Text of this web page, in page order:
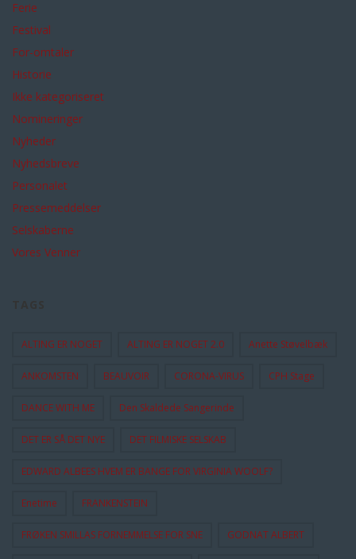
Ferie
Festival
For-omtaler
Historie
Ikke kategoriseret
Nomineringer
Nyheder
Nyhedsbreve
Personalet
Pressemeddelser
Selskaberne
Vores Venner
ALTING ER NOGET ALTING ER NOGET 2.0 Anette Støvelbæk
ANKOMSTEN BEAUVOIR CORONA-VIRUS CPH Stage
DANCE WITH ME Den Skaldede Sangerinde
DET ER SÅ DET NYE DET FILMISKE SELSKAB
EDWARD ALBEES HVEM ER BANGE FOR VIRGINIA WOOLF?
Enetime FRANKENSTEIN
FRØKEN SMILLAS FORNEMMELSE FOR SNE GODNAT ALBERT